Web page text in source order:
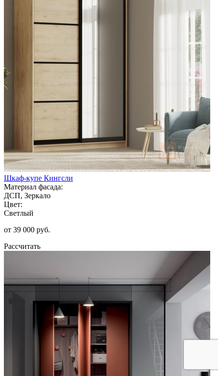
Шкаф-купе Кингсли
Материал фасада:
ДСП, Зеркало
Цвет:
Светлый
от 39 000 руб.
Рассчитать